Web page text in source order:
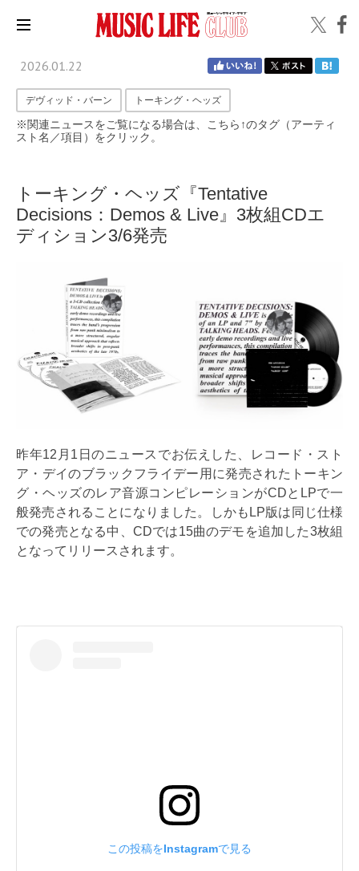
2026.01.22
デヴィッド・バーン トーキング・ヘッズ
※関連ニュースをご覧になる場合は、こちら↑のタグ（アーティ
スト名／項目）をクリック。
トーキング・ヘッズ『Tentative
Decisions：Demos & Live』3枚組CDエ
ディション3/6発売
昨年12月1日のニュースでお伝えした、レコード・スト
ア・デイのブラックフライデー用に発売されたトーキン
グ・ヘッズのレア音源コンピレーションがCDとLPで一
般発売されることになりました。しかもLP版は同じ仕様
での発売となる中、CDでは15曲のデモを追加した3枚組
となってリリースされます。